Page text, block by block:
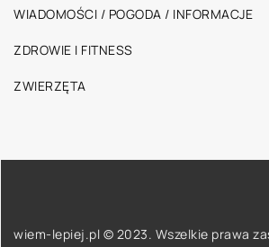
WIADOMOŚCI / POGODA / INFORMACJE
ZDROWIE I FITNESS
ZWIERZĘTA
wiem-lepiej.pl © 2023. Wszelkie prawa